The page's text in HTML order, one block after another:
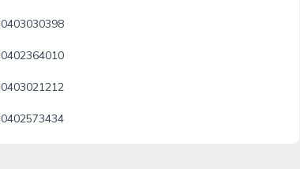
0403030398
0402364010
0403021212
0402573434